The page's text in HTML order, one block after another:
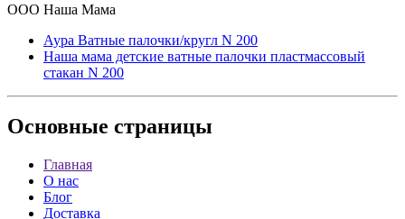
ООО Наша Мама
Аура Ватные палочки/кругл N 200
Наша мама детские ватные палочки пластмассовый
стакан N 200
Основные страницы
Главная
О нас
Блог
Доставка